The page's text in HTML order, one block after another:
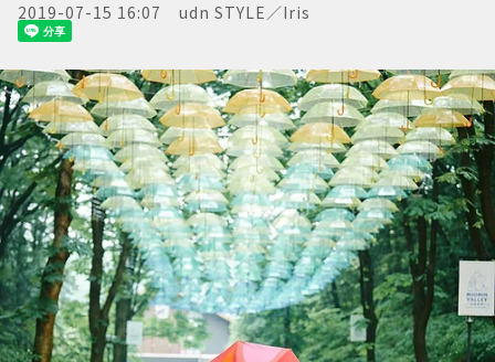
2019-07-15 16:07 udn STYLE／Iris